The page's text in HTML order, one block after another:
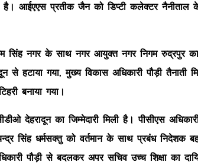
है। आईएएस प्रतीक जैन को डिप्टी कलेक्टर नैनीताल
सिंह नगर के साथ नगर आयुक्त नगर निगम रुद्रपुर का
से हटाया गया, मुख्य विकास अधिकारी पौड़ी तैनाती
बनाया गया।
देहरादून का जिम्मेदारी मिली है। पीसीएस
सिंह धर्मसक्तु को वर्तमान के साथ प्रबंध निदेशक
पौड़ी से बदलकर अपर सचिव उच्च शिक्षा का